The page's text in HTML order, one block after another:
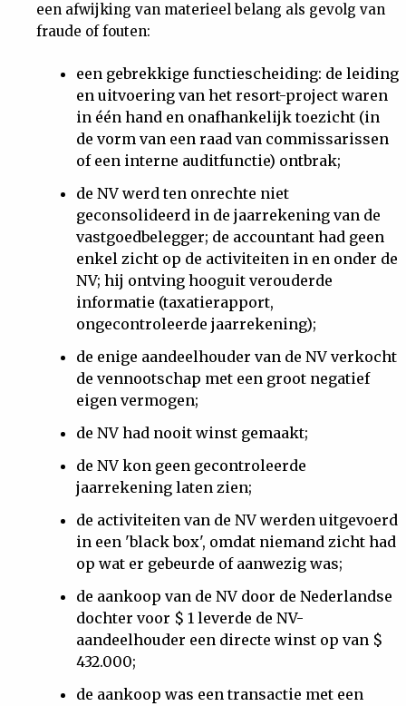
een afwijking van materieel belang als gevolg van
fraude of fouten:
een gebrekkige functiescheiding: de leiding
en uitvoering van het resort-project waren
in één hand en onafhankelijk toezicht (in
de vorm van een raad van commissarissen
of een interne auditfunctie) ontbrak;
de NV werd ten onrechte niet
geconsolideerd in de jaarrekening van de
vastgoedbelegger; de accountant had geen
enkel zicht op de activiteiten in en onder de
NV; hij ontving hooguit verouderde
informatie (taxatierapport,
ongecontroleerde jaarrekening);
de enige aandeelhouder van de NV verkocht
de vennootschap met een groot negatief
eigen vermogen;
de NV had nooit winst gemaakt;
de NV kon geen gecontroleerde
jaarrekening laten zien;
de activiteiten van de NV werden uitgevoerd
in een 'black box', omdat niemand zicht had
op wat er gebeurde of aanwezig was;
de aankoop van de NV door de Nederlandse
dochter voor $ 1 leverde de NV-
aandeelhouder een directe winst op van $
432.000;
de aankoop was een transactie met een